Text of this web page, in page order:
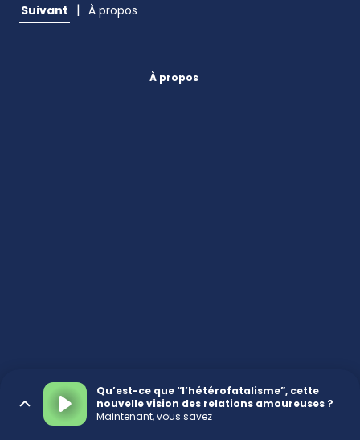
Suivant | À propos
À propos
Qu’est-ce que “l’hétérofatalisme”, cette
nouvelle vision des relations amoureuses ?
Maintenant, vous savez